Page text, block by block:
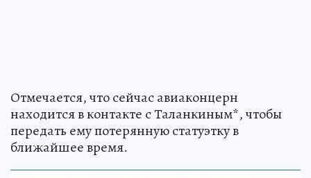
Отмечается, что сейчас авиаконцерн
находится в контакте с Таланкиным*, чтобы
передать ему потерянную статуэтку в
ближайшее время.